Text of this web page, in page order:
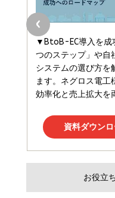
マーケテ
と成長の
￥2,200
Amazon
組織の成
￥1,980
Amazon
フィード
組織」へ
Amazon